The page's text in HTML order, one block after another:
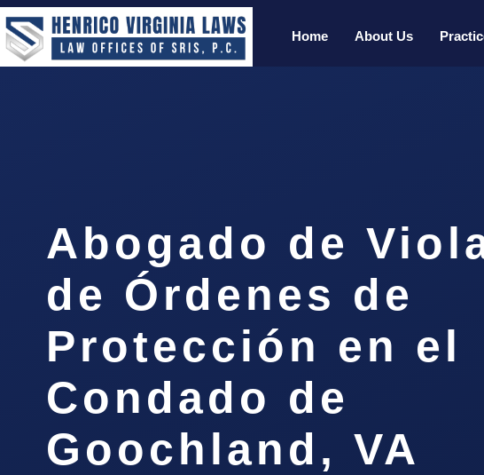
Home About Us
Abogado de
de Órdenes de
Protección en el
Condado de
Goochland, VA